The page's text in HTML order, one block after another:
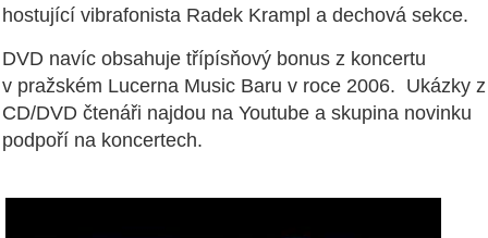
hostující vibrafonista Radek Krampl a dechová sekce.
DVD navíc obsahuje třípísňový bonus z koncertu
v pražském Lucerna Music Baru v roce 2006. Ukázky z
CD/DVD čtenáři najdou na Youtube a skupina novinku
podpoří na koncertech.